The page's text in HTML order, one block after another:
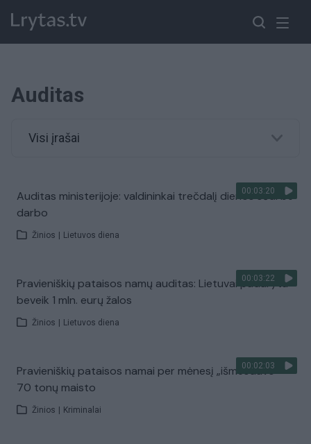
Auditas
Visi įrašai
00:03:20
Auditas ministerijoje: valdininkai trečdalį dienos sėdi be
darbo
Žinios Lietuvos diena
00:03:22
Pravieniškių pataisos namų auditas: Lietuvai padaryta
beveik 1 mln. eurų žalos
Žinios Lietuvos diena
00:02:03
Pravieniškių pataisos namai per mėnesį „išmesdavo“
70 tonų maisto
Žinios Kriminalai